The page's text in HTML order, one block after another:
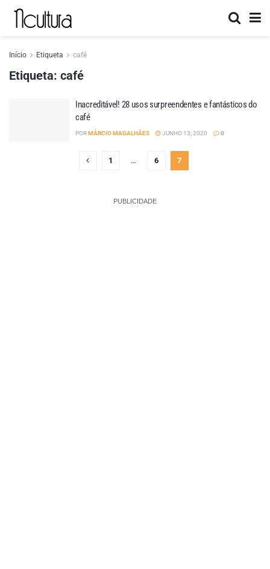
Início Etiqueta café
Etiqueta: café
Inacreditável! 28 usos surpreendentes e fantásticos do
café
PORMÁRCIO MAGALHÃES JUNHO 13, 2020 0
1 … 6 7
PUBLICIDADE